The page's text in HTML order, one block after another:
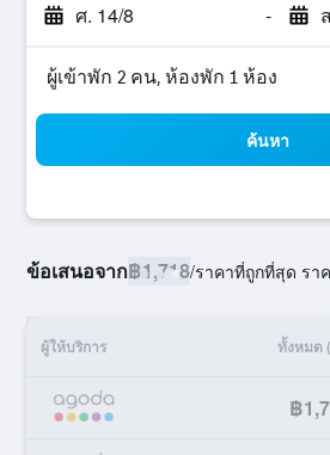
ศ. 14/8 -
ผู้เข้าพัก 2 คน, ห้องพัก 1 ห้อง
ค้นหา
ข้อเสนอจาก฿1,718/ราคาที่ถูกที่สุด รา
ผู้ให้บริการ ทั้งหมด
฿